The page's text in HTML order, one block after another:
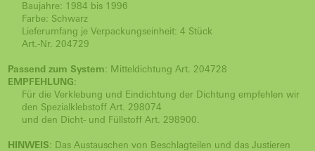
Baujahre: 1984 bis 1996
Farbe: Schwarz
Lieferumfang je Verpackungseinheit: 4 Stück
Art.-Nr. 204729
Passend zum System: Mitteldichtung Art. 204728
EMPFEHLUNG:
Für die Verklebung und Eindichtung der Dichtung empfehlen wir
den Spezialklebstoff Art. 298074
und den Dicht- und Füllstoff Art. 298900.
HINWEIS: Das Austauschen von Beschlagteilen und das Justieren